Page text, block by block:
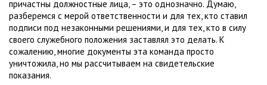
причастны должностные лица, – это однозначно. Думаю,
разберемся с мерой ответственности и для тех, кто ставил
подписи под незаконными решениями, и для тех, кто в силу
своего служебного положения заставлял это делать. К
сожалению, многие документы эта команда просто
уничтожила, но мы рассчитываем на свидетельские
показания.